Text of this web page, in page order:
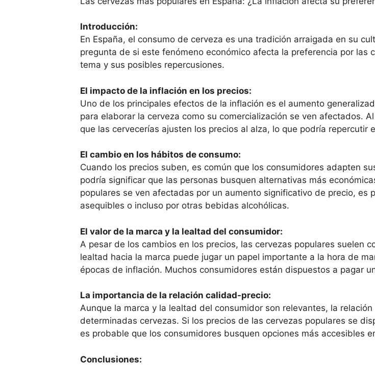
Introducción:
En España, el consumo de cerveza es una tradición arraigada en su
pregunta de si este fenómeno económico afecta la preferencia por las
tema y sus posibles repercusiones.
El impacto de la inflación en los precios:
Uno de los principales efectos de la inflación es el aumento
para elaborar la cerveza como su comercialización se ven afectados.
que las cervecerías ajusten los precios al alza, lo que podría repercutir
El cambio en los hábitos de consumo:
Cuando los precios suben, es común que los consumidores adapten
podría significar que las personas busquen alternativas más
populares se ven afectadas por un aumento significativo de precio, es
asequibles o incluso por otras bebidas alcohólicas.
El valor de la marca y la lealtad del consumidor:
A pesar de los cambios en los precios, las cervezas populares suelen
lealtad hacia la marca puede jugar un papel importante a la hora de
épocas de inflación. Muchos consumidores están dispuestos a pagar
La importancia de la relación calidad-precio:
Aunque la marca y la lealtad del consumidor son relevantes, la
determinadas cervezas. Si los precios de las cervezas populares se
es probable que los consumidores busquen opciones más accesibles
Conclusiones: